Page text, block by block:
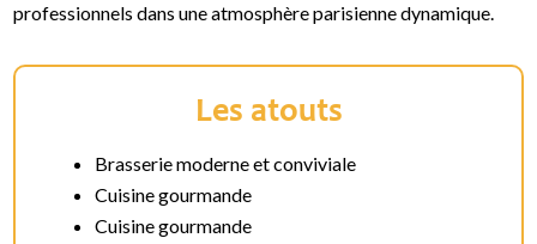
professionnels dans une atmosphère parisienne dynamique.
Les atouts
Brasserie moderne et conviviale
Cuisine gourmande
Cuisine gourmande